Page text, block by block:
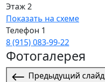
Этаж 2
Показать на схеме
Телефон 1
8 (915) 083‑99‑22
Фотогалерея
Предыдущий слайд